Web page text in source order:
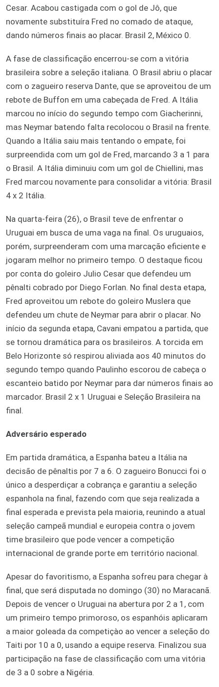
Cesar. Acabou castigada com o gol de Jô, que
novamente substituíra Fred no comado de ataque,
dando números finais ao placar. Brasil 2, México 0.
A fase de classificação encerrou-se com a vitória
brasileira sobre a seleção italiana. O Brasil abriu o placar
com o zagueiro reserva Dante, que se aproveitou de um
rebote de Buffon em uma cabeçada de Fred. A Itália
marcou no início do segundo tempo com Giacherinni,
mas Neymar batendo falta recolocou o Brasil na frente.
Quando a Itália saiu mais tentando o empate, foi
surpreendida com um gol de Fred, marcando 3 a 1 para
o Brasil. A Itália diminuiu com um gol de Chiellini, mas
Fred marcou novamente para consolidar a vitória: Brasil
4 x 2 Itália.
Na quarta-feira (26), o Brasil teve de enfrentar o
Uruguai em busca de uma vaga na final. Os uruguaios,
porém, surpreenderam com uma marcação eficiente e
jogaram melhor no primeiro tempo. O destaque ficou
por conta do goleiro Julio Cesar que defendeu um
pênalti cobrado por Diego Forlan. No final desta etapa,
Fred aproveitou um rebote do goleiro Muslera que
defendeu um chute de Neymar para abrir o placar. No
início da segunda etapa, Cavani empatou a partida, que
se tornou dramática para os brasileiros. A torcida em
Belo Horizonte só respirou aliviada aos 40 minutos do
segundo tempo quando Paulinho escorou de cabeça o
escanteio batido por Neymar para dar números finais ao
marcador. Brasil 2 x 1 Uruguai e Seleção Brasileira na
final.
Adversário esperado
Em partida dramática, a Espanha bateu a Itália na
decisão de pênaltis por 7 a 6. O zagueiro Bonucci foi o
único a desperdiçar a cobrança e garantiu a seleção
espanhola na final, fazendo com que seja realizada a
final esperada e prevista pela maioria, reunindo a atual
seleção campeã mundial e europeia contra o jovem
time brasileiro que pode vencer a competição
internacional de grande porte em território nacional.
Apesar do favoritismo, a Espanha sofreu para chegar à
final, que será disputada no domingo (30) no Maracanã.
Depois de vencer o Uruguai na abertura por 2 a 1, com
um primeiro tempo primoroso, os espanhóis aplicaram
a maior goleada da competiçào ao vencer a seleção do
Taiti por 10 a 0, usando a equipe reserva. Finalizou sua
participação na fase de classificação com uma vitória
de 3 a 0 sobre a Nigéria.